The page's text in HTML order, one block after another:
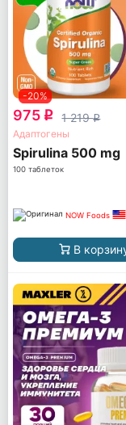
-20%
975 q 1 219q
Адаптогены
Spirulina 500 mg
100 таблеток
NOW Foods
В